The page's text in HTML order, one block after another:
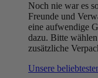
Noch nie war es
Freunde und
eine aufwendige
dazu. Bitte
zusätzliche
Unsere